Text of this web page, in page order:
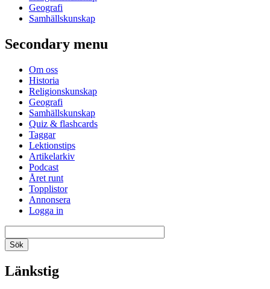
Geografi
Samhällskunskap
Secondary menu
Om oss
Historia
Religionskunskap
Geografi
Samhällskunskap
Quiz & flashcards
Taggar
Lektionstips
Artikelarkiv
Podcast
Året runt
Topplistor
Annonsera
Logga in
Länkstig